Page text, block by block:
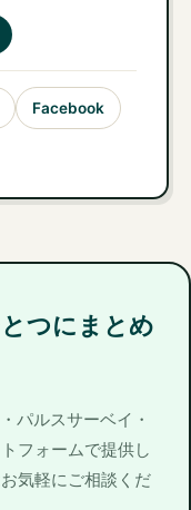
Facebook
つにまとめ
パルスサーベイ・
フォームで提供し
気軽にご相談くだ